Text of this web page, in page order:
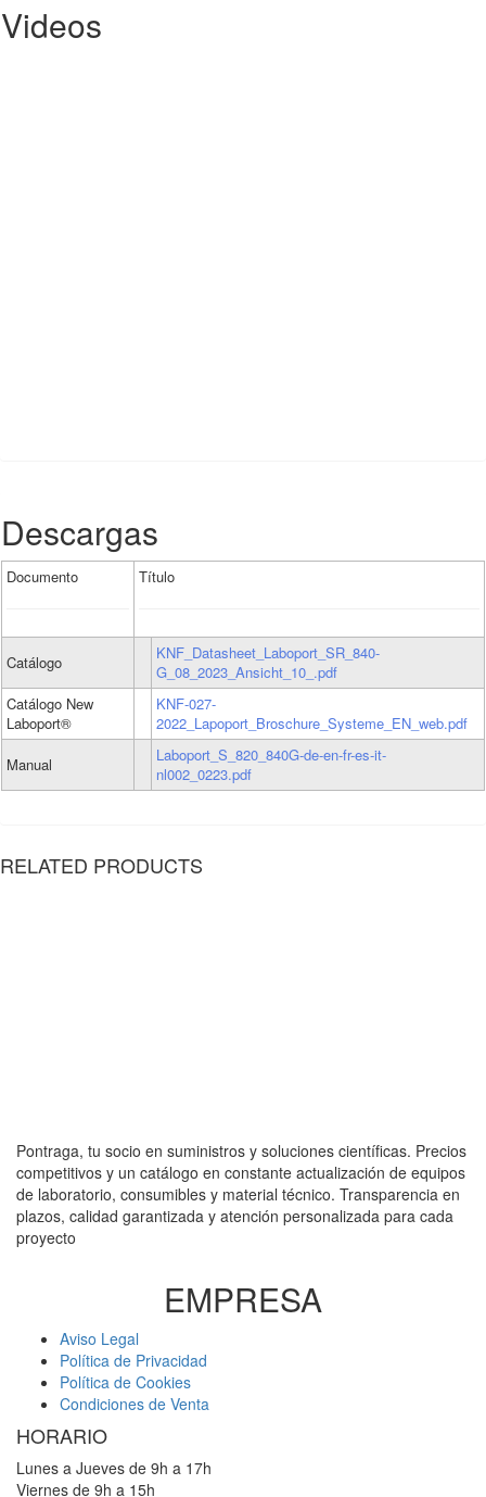
Videos
Descargas
Documento Título
Catálogo
KNF_Datasheet_Laboport_SR_840-
G_08_2023_Ansicht_10_.pdf
Catálogo New
Laboport®
KNF-027-
2022_Lapoport_Broschure_Systeme_EN_web.pdf
Manual
Laboport_S_820_840G-de-en-fr-es-it-
nl002_0223.pdf
RELATED PRODUCTS
Pontraga, tu socio en suministros y soluciones científicas. Precios
competitivos y un catálogo en constante actualización de equipos
de laboratorio, consumibles y material técnico. Transparencia en
plazos, calidad garantizada y atención personalizada para cada
proyecto
EMPRESA
Aviso Legal
Política de Privacidad
Política de Cookies
Condiciones de Venta
HORARIO
Lunes a Jueves de 9h a 17h
Viernes de 9h a 15h